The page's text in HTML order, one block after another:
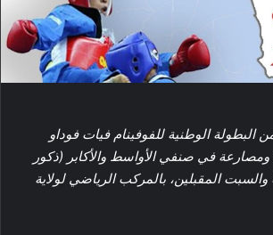
الطبعة الـ 20 من البطولة الوطنية للفوفينام فيات فوداو
مصارع ومصارعة في صنفي الأواسط والأكابر (ذكور
المقبلين، بالمركب الرياضي لولاية